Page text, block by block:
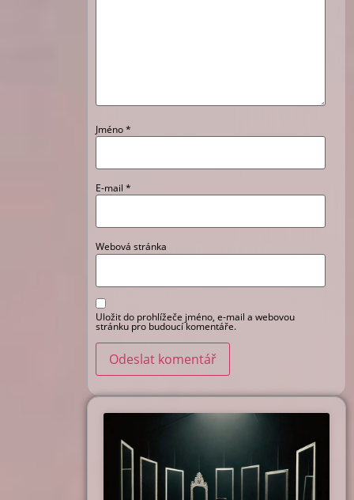
Jméno*
E-mail *
Webová stránka
Uložit do prohlížeče jméno, e-mail a webovou
stránku pro budoucí komentáře.